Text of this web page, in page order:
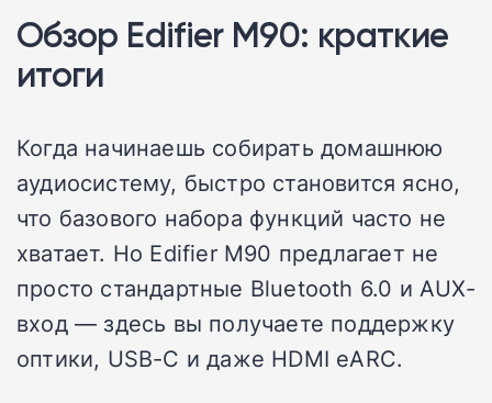
Обзор Edifier M90: краткие
итоги
Когда начинаешь собирать домашнюю
аудиосистему, быстро становится ясно,
что базового набора функций часто не
хватает. Но Edifier M90 предлагает не
просто стандартные Bluetooth 6.0 и AUX-
вход — здесь вы получаете поддержку
оптики, USB-C и даже HDMI eARC.